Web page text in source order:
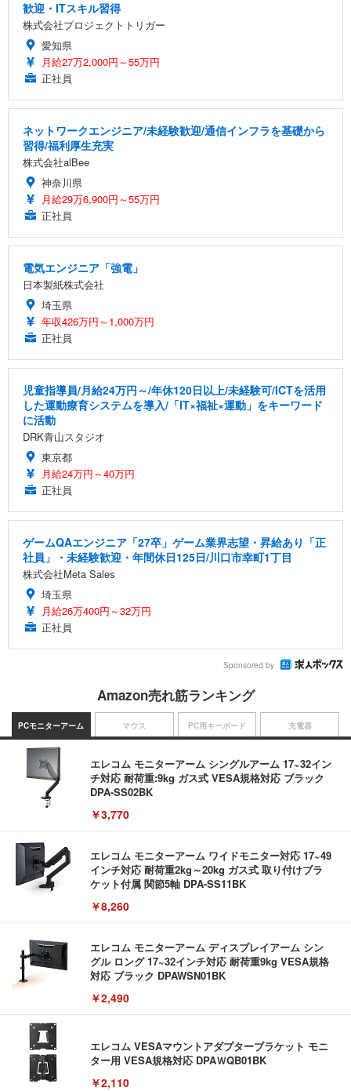
歓迎・ITスキル習得
株式会社プロジェクトトリガー
愛知県
月給27万2,000円～55万円
正社員
ネットワークエンジニア/未経験歓迎/通信インフラを基礎から
習得/福利厚生充実
株式会社alBee
神奈川県
月給29万6,900円～55万円
正社員
電気エンジニア「強電」
日本製紙株式会社
埼玉県
年収426万円～1,000万円
正社員
児童指導員/月給24万円～/年休120日以上/未経験可/ICTを活用
した運動療育システムを導入/「IT×福祉×運動」をキーワード
に活動
DRK青山スタジオ
東京都
月給24万円～40万円
正社員
ゲームQAエンジニア「27卒」ゲーム業界志望・昇給あり「正
社員」・未経験歓迎・年間休日125日/川口市幸町1丁目
株式会社Meta Sales
埼玉県
月給26万400円～32万円
正社員
Sponsored by
Amazon売れ筋ランキング
PCモニターアーム
エレコム モニターアーム シングルアーム 17~32イン
チ対応 耐荷重:9kg ガス式 VESA規格対応 ブラック
DPA-SS02BK
￥3,770
エレコム モニターアーム ワイドモニター対応 17~49
インチ対応 耐荷重2kg～20kg ガス式 取り付けブラ
ケット付属 関節5軸 DPA-SS11BK
￥8,260
エレコム モニターアーム ディスプレイアーム シン
グル ロング 17~32インチ対応 耐荷重9kg VESA規格
対応 ブラック DPAWSN01BK
￥2,490
エレコム VESAマウントアダプターブラケット モニ
ター用 VESA規格対応 DPAＷQB01BK
￥2,110
マウス PC用キーボード 充電器